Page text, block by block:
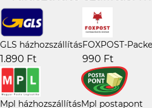
GLS házhozszállítás
1.890 Ft
FOXPOST-
990 Ft
Mpl házhozszállításMpl postapont